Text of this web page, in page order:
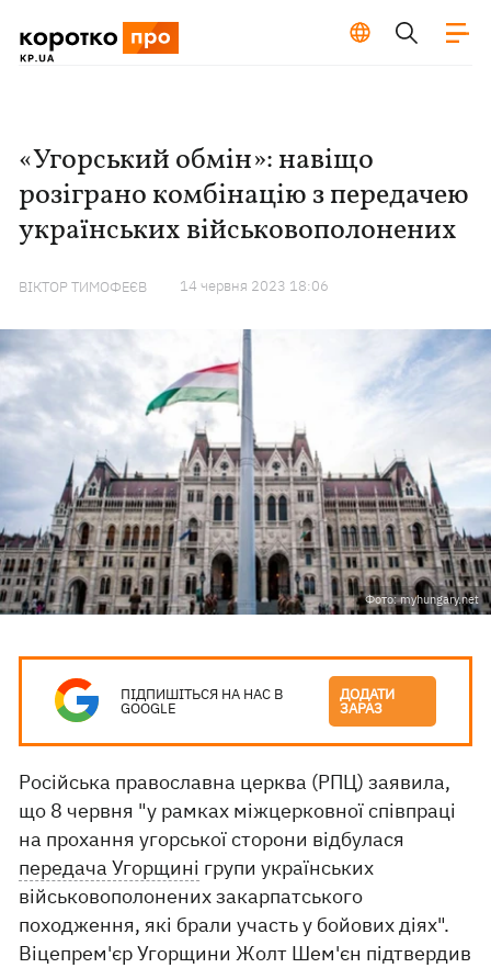
«Угорський обмін»: навіщо
розіграно комбінацію з передачею
українських військовополонених
ВІКТОР ТИМОФЕЄВ 14 червня 2023 18:06
Фото: myhungary.net
ПІДПИШІТЬСЯ НА НАС В
GOOGLE
ДОДАТИ
ЗАРАЗ
Російська православна церква (РПЦ) заявила,
що 8 червня "у рамках міжцерковної співпраці
на прохання угорської сторони відбулася
передача Угорщині групи українських
військовополонених закарпатського
походження, які брали участь у бойових діях".
Віцепрем'єр Угорщини Жолт Шем'єн підтвердив